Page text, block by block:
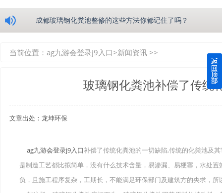
成都玻璃钢化粪池整修的这些方法你都记住了吗？
四川玻璃钢化粪池逐渐取代传统玻璃钢化粪池的这几点原因
关于重庆玻璃钢化粪池的这些基础知识你都记住了吗？
在安装绵阳玻璃钢化粪池时可能遇到这些难题
当前位置： ag九游会登录j9入口>新闻资讯 >>
玻璃钢化粪池补偿了传统
文章出处：龙坤环保
ag九游会登录j9入口补偿了传统化粪池的一切缺陷,传统的化粪池及
是制造工艺都比拟简单，没有什么技术含量，易渗漏、易梗塞，水处
负，且施工程序复杂，工期长，不能满足环保部门及建筑方的央求，